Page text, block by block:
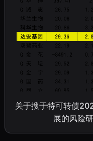
关于搜于特可转债
展的风险